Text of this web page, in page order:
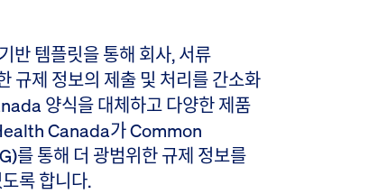
반 템플릿을 통해 회사, 서류
규제 정보의 제출 및 처리를 간소화
양식을 대체하고 다양한 제품
Canada가 Common
통해 더 광범위한 규제 정보를
록 합니다.